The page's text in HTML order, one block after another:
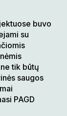
buvo
su
tik būtų
saugos
PAGD